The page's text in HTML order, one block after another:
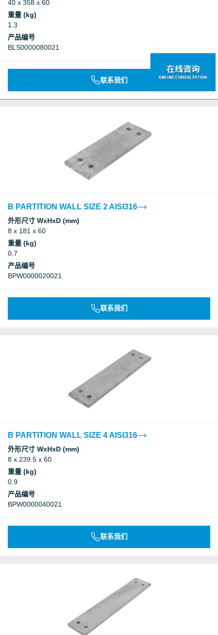
40 x 358 x 60
重量 (kg)
1.3
产品编号
BLS0000080021
联系我们
B PARTITION WALL SIZE 2 AISI316
外形尺寸 WxHxD (mm)
8 x 181 x 60
重量 (kg)
0.7
产品编号
BPW0000020021
联系我们
B PARTITION WALL SIZE 4 AISI316
外形尺寸 WxHxD (mm)
8 x 239.5 x 60
重量 (kg)
0.9
产品编号
BPW0000040021
联系我们